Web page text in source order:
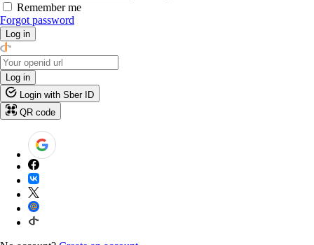
Remember me
Forgot password
Log in
Log in
Login with Sber ID
QR code